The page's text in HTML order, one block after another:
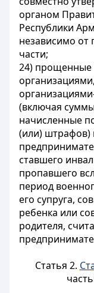
органом
Республики
независимо от
части;
24) прощенные
(включая
начисленные
(или) штрафов)
ставшего
пропавшего
период
его супруга,
ребенка или
родителя,
Статья 2.